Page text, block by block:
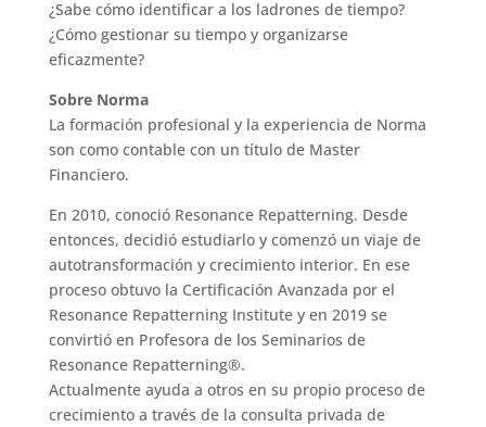
¿Sabe cómo identificar a los ladrones de tiempo?
¿Cómo gestionar su tiempo y organizarse
eficazmente?
Sobre Norma
La formación profesional y la experiencia de Norma
son como contable con un título de Master
Financiero.
En 2010, conoció Resonance Repatterning. Desde
entonces, decidió estudiarlo y comenzó un viaje de
autotransformación y crecimiento interior. En ese
proceso obtuvo la Certificación Avanzada por el
Resonance Repatterning Institute y en 2019 se
convirtió en Profesora de los Seminarios de
Resonance Repatterning®.
Actualmente ayuda a otros en su propio proceso de
crecimiento a través de la consulta privada de